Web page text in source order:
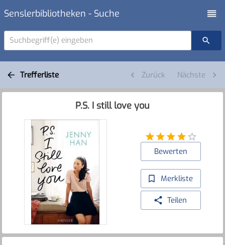
Senslerbibliotheken - Suche
Suchbegriff(e) eingeben
Trefferliste Zurück Nächste
P.S. I still love you
Bewerten
Merkliste
Teilen